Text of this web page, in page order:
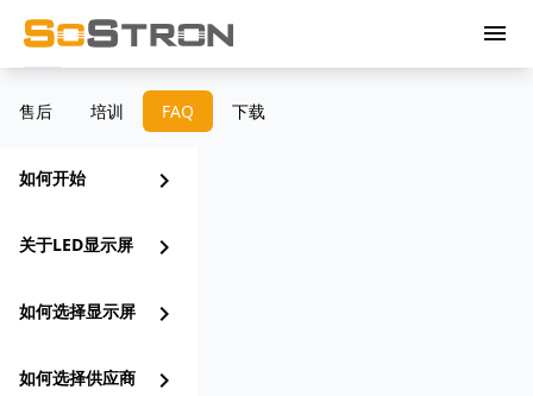
menu
售后 培训 FAQ 下载
如何开始 chevron_right
关于LED显示屏 chevron_right
如何选择显示屏 chevron_right
如何选择供应商 chevron_right